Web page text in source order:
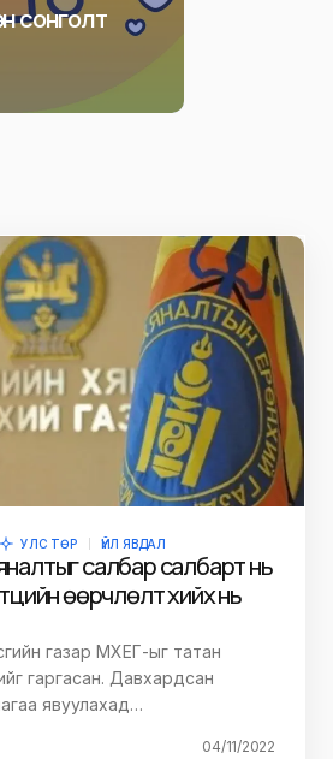
сонголт
УЛС ТӨР ҮЙЛ ЯВДАЛ
салбар салбарт нь
өөрчлөлт хийх нь
газар МХЕГ-ыг татан
гаргасан. Давхардсан
явуулахад…
04/11/2022